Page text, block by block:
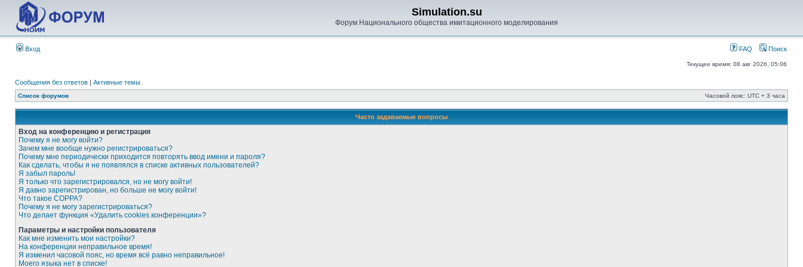
Simulation.su
Форум Национального общества имитационного моделирования
Вход FAQ Поиск
Текущее время: 08 авг 2026, 05:06
Сообщения без ответов | Активные темы
Список форумов Часовой пояс: UTC + 3 часа
Часто задаваемые вопросы
Вход на конференцию и регистрация
Почему я не могу войти?
Зачем мне вообще нужно регистрироваться?
Почему мне периодически приходится повторять ввод имени и пароля?
Как сделать, чтобы я не появлялся в списке активных пользователей?
Я забыл пароль!
Я только что зарегистрировался, но не могу войти!
Я давно зарегистрирован, но больше не могу войти!
Что такое COPPA?
Почему я не могу зарегистрироваться?
Что делает функция «Удалить cookies конференции»?
Параметры и настройки пользователя
Как мне изменить мои настройки?
На конференции неправильное время!
Я изменил часовой пояс, но время всё равно неправильное!
Моего языка нет в списке!